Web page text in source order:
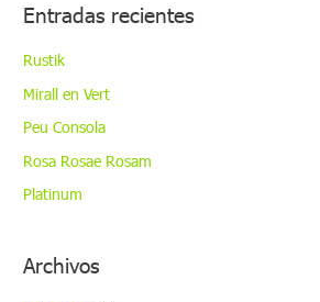
r
v
í
d
e
Entradas recientes
Rustik
Mirall en Vert
Peu Consola
Rosa Rosae Rosam
Platinum
Archivos